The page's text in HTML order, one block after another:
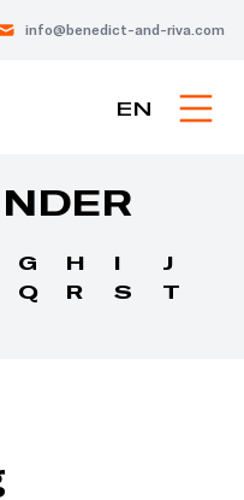
info@benedict-and-riva.com
EN
G H I
J
Q R S
T